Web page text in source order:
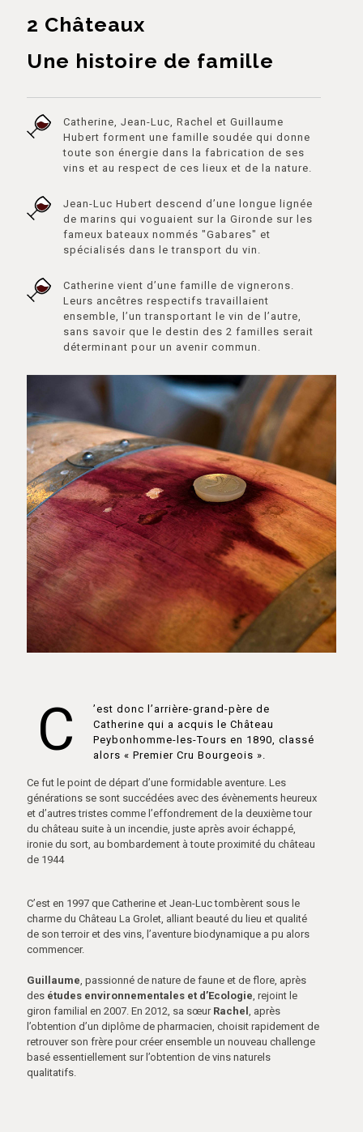
2 Châteaux
Une histoire de famille
Catherine, Jean-Luc, Rachel et Guillaume
Hubert forment une famille soudée qui donne
toute son énergie dans la fabrication de ses
vins et au respect de ces lieux et de la nature.
Jean-Luc Hubert descend d’une longue lignée
de marins qui voguaient sur la Gironde sur les
fameux bateaux nommés "Gabares" et
spécialisés dans le transport du vin.
Catherine vient d’une famille de vignerons.
Leurs ancêtres respectifs travaillaient
ensemble, l’un transportant le vin de l’autre,
sans savoir que le destin des 2 familles serait
déterminant pour un avenir commun.
C
’est donc l’arrière-grand-père de
Catherine qui a acquis le Château
Peybonhomme-les-Tours en 1890, classé
alors « Premier Cru Bourgeois ».
Ce fut le point de départ d’une formidable aventure. Les
générations se sont succédées avec des évènements heureux
et d’autres tristes comme l’effondrement de la deuxième tour
du château suite à un incendie, juste après avoir échappé,
ironie du sort, au bombardement à toute proximité du château
de 1944
C’est en 1997 que Catherine et Jean-Luc tombèrent sous le
charme du Château La Grolet, alliant beauté du lieu et qualité
de son terroir et des vins, l’aventure biodynamique a pu alors
commencer.
Guillaume , passionné de nature de faune et de flore, après
des études environnementales et d’Ecologie , rejoint le
giron familial en 2007. En 2012, sa sœur Rachel , après
l’obtention d’un diplôme de pharmacien, choisit rapidement de
retrouver son frère pour créer ensemble un nouveau challenge
basé essentiellement sur l’obtention de vins naturels
qualitatifs.